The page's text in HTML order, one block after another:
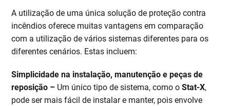
A utilização de uma única solução de proteção contra
incêndios oferece muitas vantagens em comparação
com a utilização de vários sistemas diferentes para os
diferentes cenários. Estas incluem:
Simplicidade na instalação, manutenção e peças de
reposição – Um único tipo de sistema, como oStat-X,
pode ser mais fácil de instalar e manter, pois envolve